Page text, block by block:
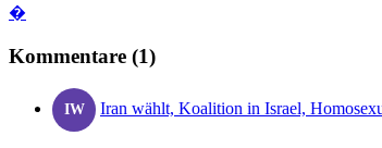
�
Kommentare (1)
IW Iran wählt, Koalition in Israel,